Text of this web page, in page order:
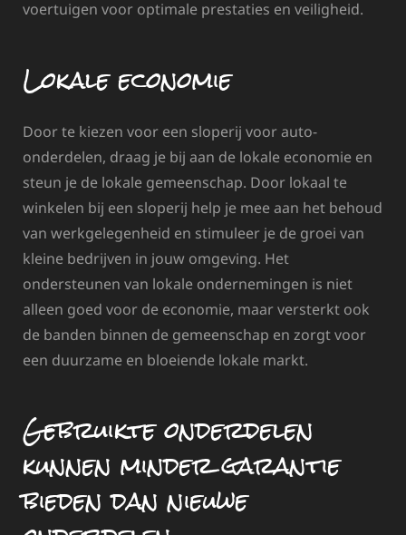
voertuigen voor optimale prestaties en veiligheid.
Lokale economie
Door te kiezen voor een sloperij voor auto-
onderdelen, draag je bij aan de lokale economie en
steun je de lokale gemeenschap. Door lokaal te
winkelen bij een sloperij help je mee aan het behoud
van werkgelegenheid en stimuleer je de groei van
kleine bedrijven in jouw omgeving. Het
ondersteunen van lokale ondernemingen is niet
alleen goed voor de economie, maar versterkt ook
de banden binnen de gemeenschap en zorgt voor
een duurzame en bloeiende lokale markt.
Gebruikte onderdelen
kunnen minder garantie
bieden dan nieuwe